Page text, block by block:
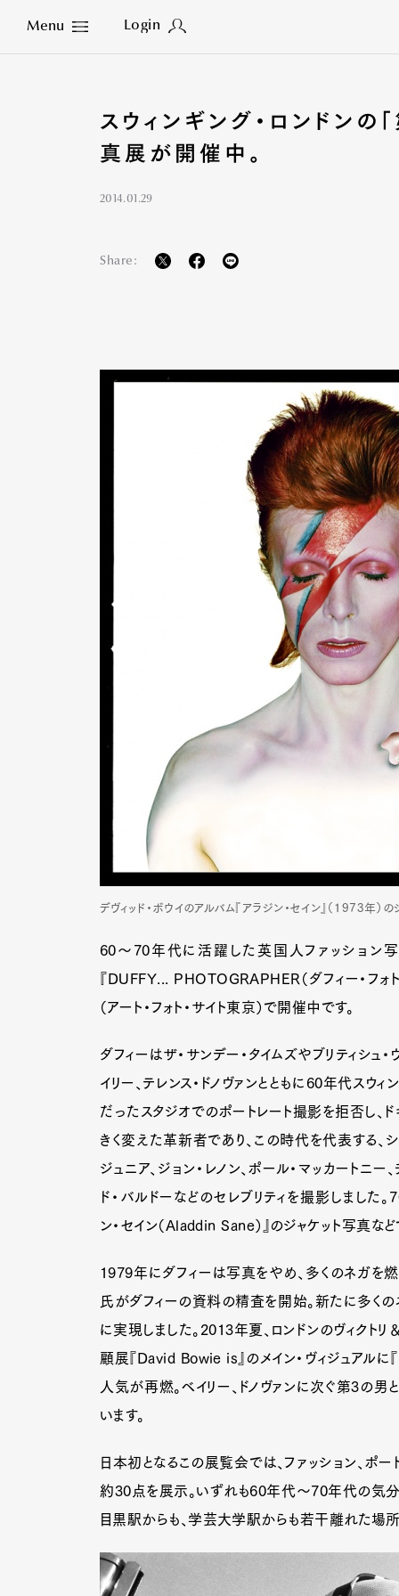
Menu Login
Close
スウィンギング・ロンドンの
真展が開催中。
2014.01.29
Share:
デヴィッド・ボウイのアルバム『アラジン・セイン』（1973年）
60～70年代に活躍した英国人ファッション写
『DUFFY... PHOTOGRAPHER（ダフィー・フォ
（アート・フォト・サイト東京）で開催中です。
ダフィーはザ・サンデー・タイムズやブリティシュ
イリー、テレンス・ドノヴァンとともに60年代スウ
だったスタジオでのポートレート撮影を拒否し、
きく変えた革新者であり、この時代を代表する、シ
ジュニア、ジョン・レノン、ポール・マッカートニー
ド・バルドーなどのセレブリティを撮影しました
ン・セイン（Aladdin Sane）』のジャケット写真な
1979年にダフィーは写真をやめ、多くのネガを
氏がダフィーの資料の精査を開始。新たに多
に実現しました。2013年夏、ロンドンのヴィクト
顧展『David Bowie is』のメイン・ヴィジュアルに
人気が再燃。ベイリー、ドノヴァンに次ぐ第3の
います。
日本初となるこの展覧会では、ファッション、ポー
約30点を展示。いずれも60年代～70年代の気
目黒駅からも、学芸大学駅からも若干離れた場